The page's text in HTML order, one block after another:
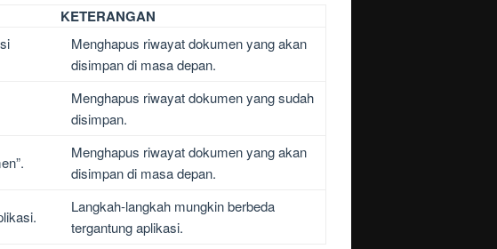
KETERANGAN
Menghapus riwayat dokumen yang akan
disimpan di masa depan.
Menghapus riwayat dokumen yang sudah
disimpan.
Menghapus riwayat dokumen yang akan
disimpan di masa depan.
Langkah-langkah mungkin berbeda
tergantung aplikasi.